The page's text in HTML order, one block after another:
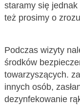
staramy się
też prosimy o
Podczas wizyty
środków
towarzyszących.
innych osób,
dezynfekowanie